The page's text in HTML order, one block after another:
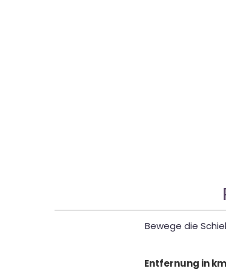
Bewege die
Entfernung in